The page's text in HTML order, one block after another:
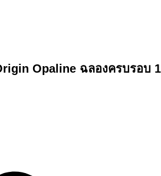
Opaline ฉลองครบรอบ